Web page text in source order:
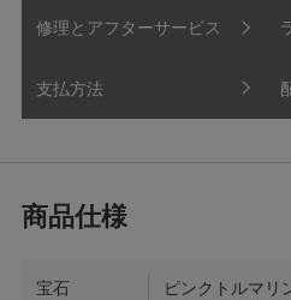
修理とアフターサービス
支払方法
宝石
ピンクトルマリ